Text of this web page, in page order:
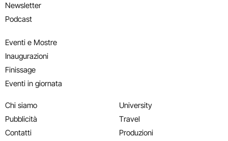
Newsletter
Podcast
Eventi e Mostre
Inaugurazioni
Finissage
Eventi in giornata
Chi siamo
Pubblicità
Contatti
University
Travel
Produzioni